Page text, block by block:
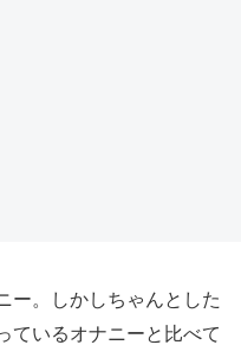
ー。しかしちゃんとした
ているオナニーと比べて